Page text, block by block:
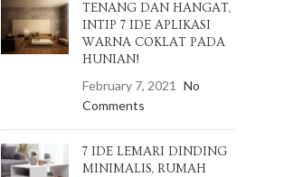
TENANG DAN HANGAT,
INTIP 7 IDE APLIKASI
WARNA COKLAT PADA
HUNIAN!
February 7, 2021
No
Comments
7 IDE LEMARI DINDING
MINIMALIS, RUMAH